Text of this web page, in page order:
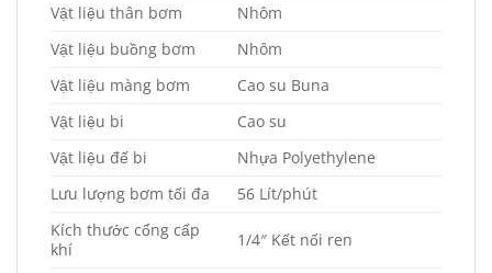
Vật liệu thân bơm
Nhôm
Vật liệu buồng bơm
Nhôm
Vật liệu màng bơm
Cao su Buna
Vật liệu bi
Cao su
Vật liệu đế bi
Nhựa Polyethylene
Lưu lượng bơm tối đa
56 Lít/phút
Kích thước cổng cấp
khí
1/4″ Kết nối ren